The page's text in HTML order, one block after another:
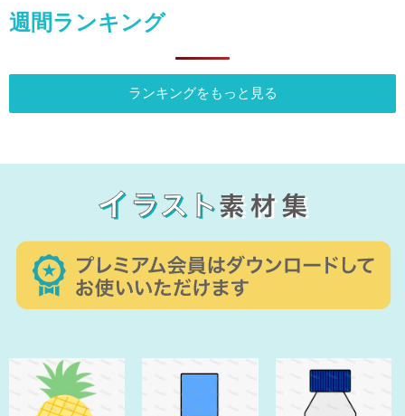
週間ランキング
ランキングをもっと見る